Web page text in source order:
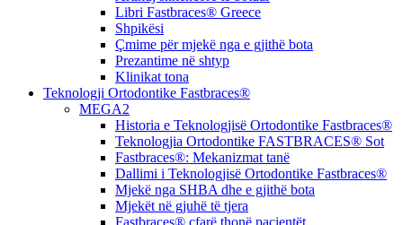
Libri Fastbraces® Greece
Shpikësi
Çmime për mjekë nga e gjithë bota
Prezantime në shtyp
Klinikat tona
Teknologji Ortodontike Fastbraces®
MEGA2
Historia e Teknologjisë Ortodontike Fastbraces®
Teknologjia Ortodontike FASTBRACES® Sot
Fastbraces®: Mekanizmat tanë
Dallimi i Teknologjisë Ortodontike Fastbraces®
Mjekë nga SHBA dhe e gjithë bota
Mjekët në gjuhë të tjera
Fastbraces® çfarë thonë pacientët